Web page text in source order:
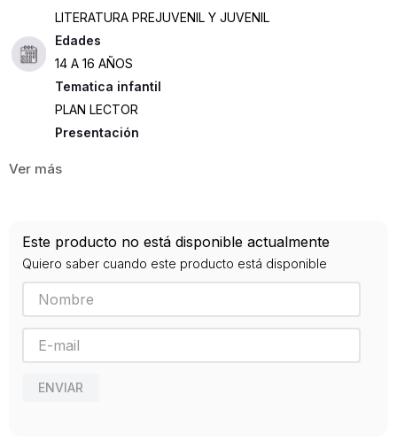
LITERATURA PREJUVENIL Y JUVENIL
Edades
14 A 16 AÑOS
Tematica infantil
PLAN LECTOR
Presentación
9789584275882
Editorial
DESTINO
Año de publicación
2019
Este producto no está disponible actualmente
Quiero saber cuando este producto está disponible
ENVIAR